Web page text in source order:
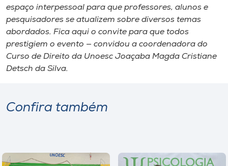
espaço interpessoal para que professores, alunos e
pesquisadores se atualizem sobre diversos temas
abordados. Fica aqui o convite para que todos
prestigiem o evento — convidou a coordenadora do
Curso de Direito da Unoesc Joaçaba Magda Cristiane
Detsch da Silva.
Confira também